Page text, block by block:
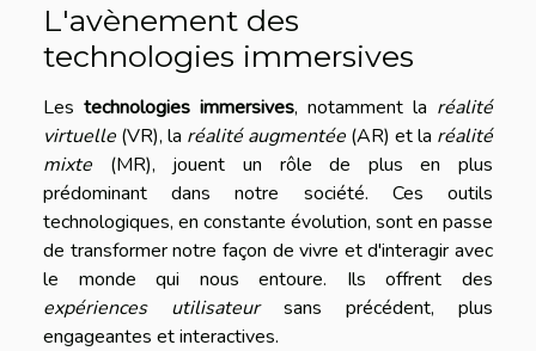
L'avènement des
technologies immersives
Les technologies immersives, notamment la réalité
virtuelle (VR), la réalité augmentée (AR) et la réalité
mixte (MR), jouent un rôle de plus en plus
prédominant dans notre société. Ces outils
technologiques, en constante évolution, sont en passe
de transformer notre façon de vivre et d'interagir avec
le monde qui nous entoure. Ils offrent des
expériences utilisateursans précédent, plus
engageantes et interactives.